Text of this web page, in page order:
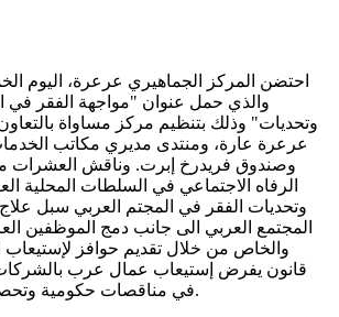
احتضن المركز الجماهيري عرعرة، اليوم
والذي حمل عنوان "مواجهة الفقر في
وتحديات" وذلك بتنظيم مركز مساواة
عرعرة عارة، ومنتدى مديري مكاتب
وصندوق فريدرخ إبرت. وناقش العشرات
الرفاه الاجتماعي في السلطات المحلية
وتحديات الفقر في المجتم العربي سبل
المجتمع العربي الى جانب دمج الموظفين
والخاص من خلال تقديم حوافز
قانون يفرض إستيعاب عمال عرب بالشركات
في مناقصات حكومية وتحصل على دعم حكومي.